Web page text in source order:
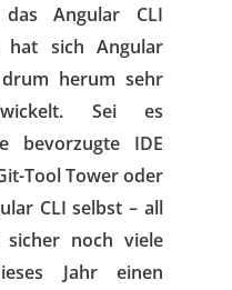
Angular CLI
hat sich Angular
herum sehr
Sei es
bevorzugte IDE
Tool Tower oder
CLI selbst – all
noch viele
Jahr einen